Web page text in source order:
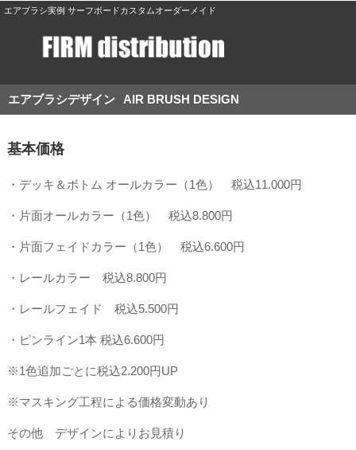
エアブラシ実例 サーフボードカスタムオーダーメイド
エアブラシデザイン AIR BRUSH DESIGN
基本価格
・デッキ＆ボトム オールカラー（1色） 税込11.000円
・片面オールカラー（1色） 税込8.800円
・片面フェイドカラー（1色） 税込6.600円
・レールカラー 税込8.800円
・レールフェイド 税込5.500円
・ピンライン1本 税込6.600円
※1色追加ごとに税込2.200円UP
※マスキング工程による価格変動あり
その他 デザインによりお見積り